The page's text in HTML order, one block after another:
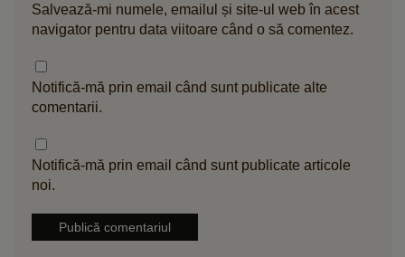
Salvează-mi numele, emailul și site-ul web în acest
navigator pentru data viitoare când o să comentez.
Notifică-mă prin email când sunt publicate alte
comentarii.
Notifică-mă prin email când sunt publicate articole
noi.